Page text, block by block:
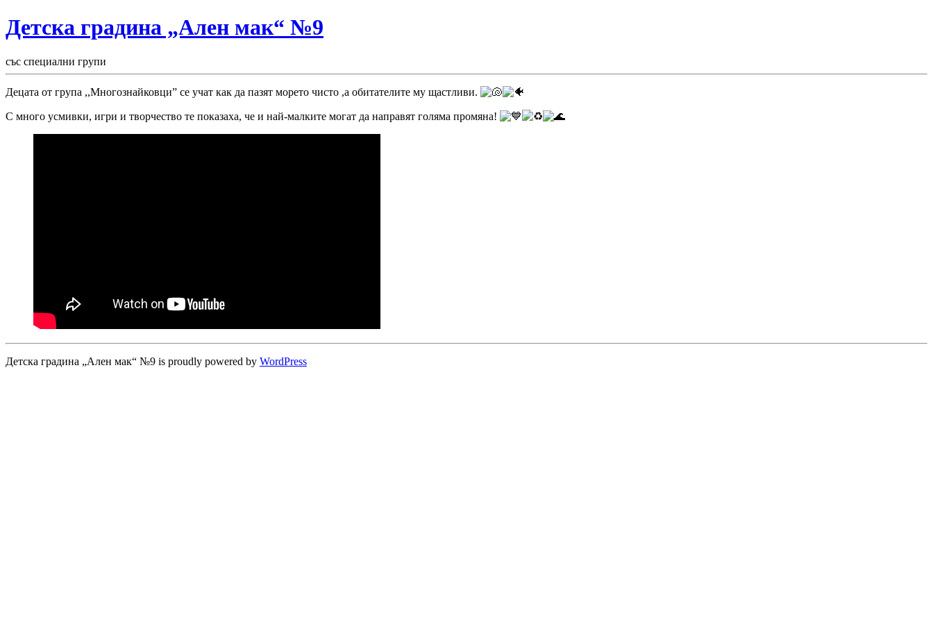
Детска градина „Ален мак“ №9
със специални групи
Децата от група ,,Многознайковци” се учат как да пазят морето чисто ,а обитателите му щастливи.
С много усмивки, игри и творчество те показаха, че и най-малките могат да направят голяма промяна!
Детска градина „Ален мак“ №9 is proudly powered by WordPress